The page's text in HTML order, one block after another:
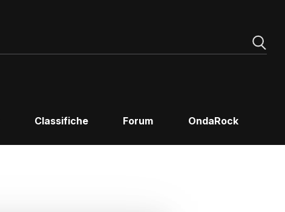
Classifiche Forum OndaRock